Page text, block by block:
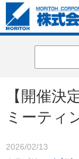
【開催決
ミーティ
2026/02/13